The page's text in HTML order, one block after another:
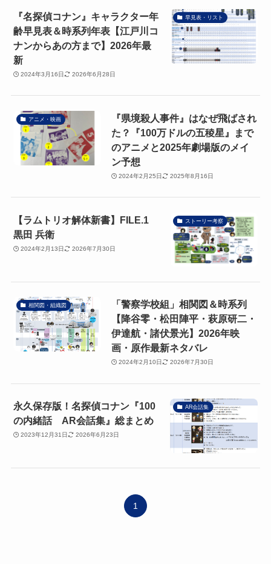
早見表・リスト
『名探偵コナン』キャラクター年
齢早見表＆時系列年表【江戸川コ
ナンからあの方まで】2026年最
新
2024年3月16日 2026年6月28日
アニメ・映画
『県境殺人事件』はなぜ飛ばされ
た？『100万ドルの五稜星』まで
のアニメと2025年劇場版のメイ
ン予想
2024年2月25日 2025年8月16日
ストーリー考察
【ラムトリオ解体新書】FILE.1
黒田 兵衛
2024年2月13日 2026年7月30日
相関図・組織図
「警察学校組」相関図＆時系列
【降谷零・松田陣平・萩原研二・
伊達航・諸伏景光】2026年映
画・原作最新ネタバレ
2024年2月10日 2026年7月30日
AR会話集
永久保存版！名探偵コナン『100
の内緒話 AR会話集』総まとめ
2023年12月31日 2026年6月23日
1